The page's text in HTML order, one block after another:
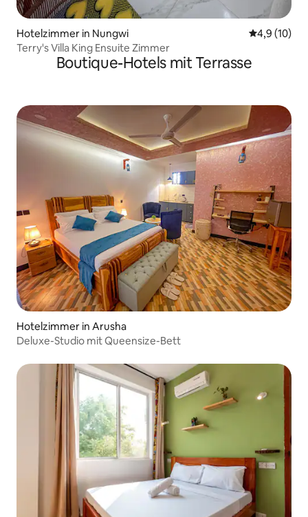
Hotelzimmer in Nungwi
4,9 (10)
Terry's Villa King Ensuite Zimmer
Boutique-Hotels mit Terrasse
Hotelzimmer in Arusha
Deluxe-Studio mit Queensize-Bett